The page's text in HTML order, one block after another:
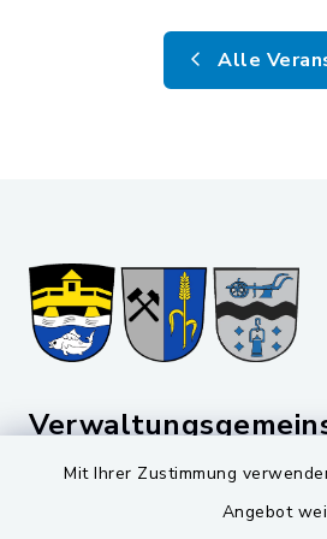
Mit Ihrer Zustimmung
Angebot
Alle